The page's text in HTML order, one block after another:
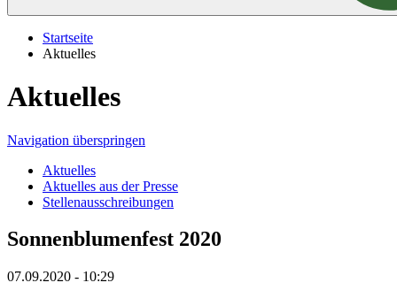
Startseite
Aktuelles
Aktuelles
Navigation überspringen
Aktuelles
Aktuelles aus der Presse
Stellenausschreibungen
Sonnenblumenfest 2020
07.09.2020 - 10:29